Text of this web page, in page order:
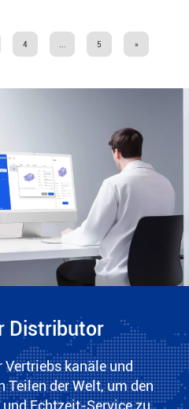
4 5 »
Distributor
Vertriebs kanäle und
Teilen der Welt, um den
Echtzeit-Service zu